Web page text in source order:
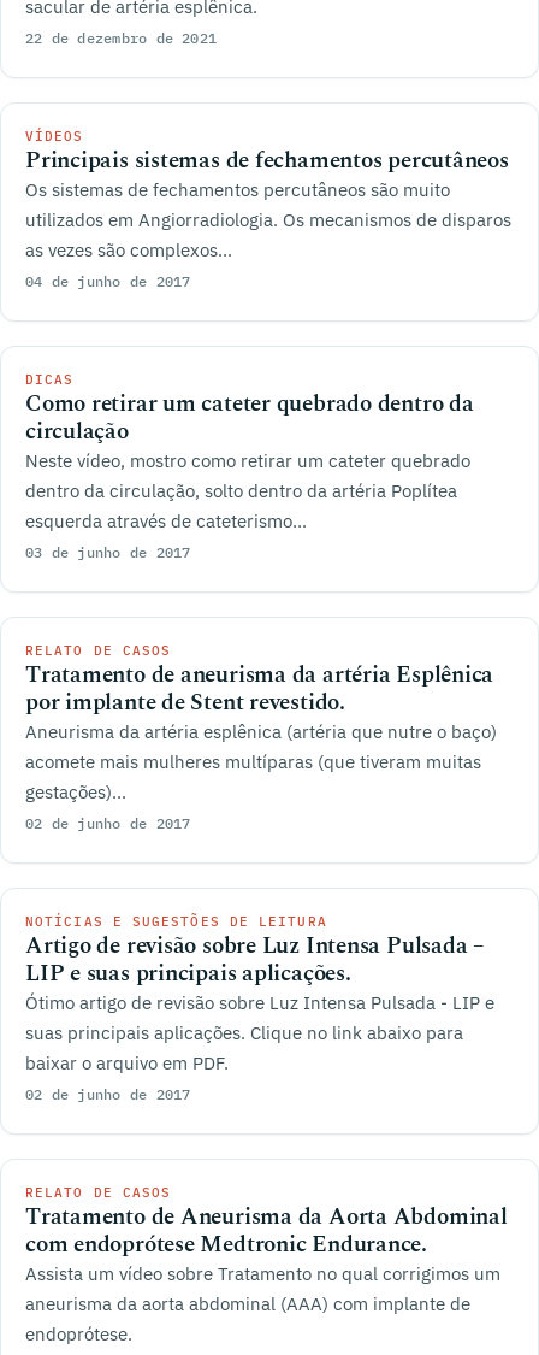
sacular de artéria esplênica.
22 de dezembro de 2021
VÍDEOS
Principais sistemas de fechamentos percutâneos
Os sistemas de fechamentos percutâneos são muito
utilizados em Angiorradiologia. Os mecanismos de disparos
as vezes são complexos...
04 de junho de 2017
DICAS
Como retirar um cateter quebrado dentro da
circulação
Neste vídeo, mostro como retirar um cateter quebrado
dentro da circulação, solto dentro da artéria Poplítea
esquerda através de cateterismo...
03 de junho de 2017
RELATO DE CASOS
Tratamento de aneurisma da artéria Esplênica
por implante de Stent revestido.
Aneurisma da artéria esplênica (artéria que nutre o baço)
acomete mais mulheres multíparas (que tiveram muitas
gestações)...
02 de junho de 2017
NOTÍCIAS E SUGESTÕES DE LEITURA
Artigo de revisão sobre Luz Intensa Pulsada –
LIP e suas principais aplicações.
Ótimo artigo de revisão sobre Luz Intensa Pulsada - LIP e
suas principais aplicações. Clique no link abaixo para
baixar o arquivo em PDF.
02 de junho de 2017
RELATO DE CASOS
Tratamento de Aneurisma da Aorta Abdominal
com endoprótese Medtronic Endurance.
Assista um vídeo sobre Tratamento no qual corrigimos um
aneurisma da aorta abdominal (AAA) com implante de
endoprótese.